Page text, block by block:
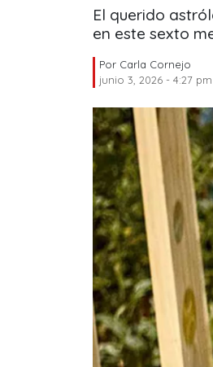
El querido
en este sexto
Por Carla Cornejo
junio 3, 2026 - 4:27 pm